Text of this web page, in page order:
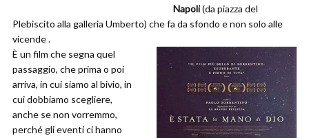
Napoli(da piazza del
Plebiscito alla galleria Umberto) che fa da sfondo e non solo alle
vicende .
È un film che segna quel
passaggio, che prima o poi
arriva, in cui siamo al bivio, in
cui dobbiamo scegliere,
anche se non vorremmo,
perché gli eventi ci hanno